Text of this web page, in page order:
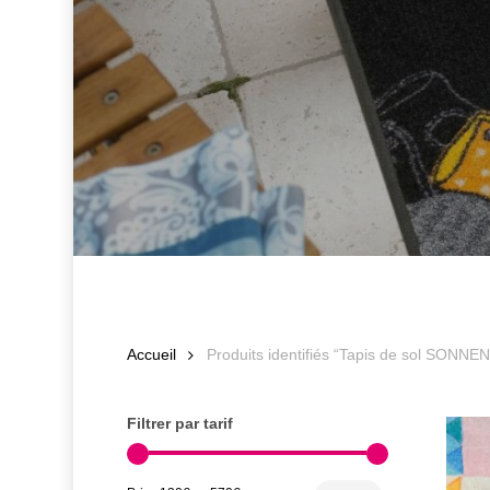
Accueil Produits identifiés “Tapis de sol
Filtrer par tarif